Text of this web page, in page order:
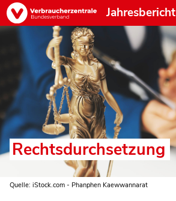
Jahresbericht
Quelle: iStock.com - Phanphen Kaewwannarat
Rechtsdurchsetzung